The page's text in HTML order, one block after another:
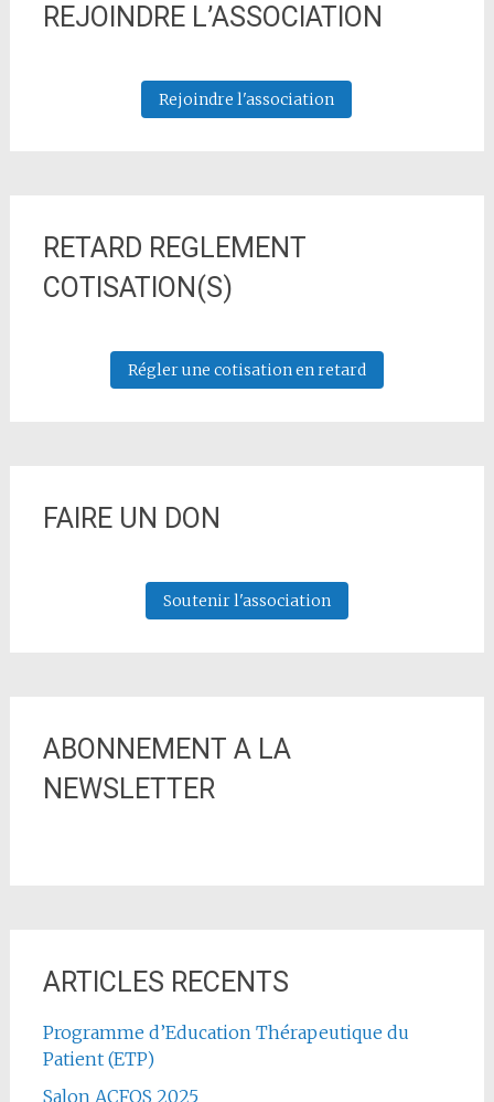
REJOINDRE L’ASSOCIATION
Rejoindre l'association
RETARD REGLEMENT
COTISATION(S)
Régler une cotisation en retard
FAIRE UN DON
Soutenir l'association
ABONNEMENT A LA
NEWSLETTER
ARTICLES RECENTS
Programme d’Education Thérapeutique du
Patient (ETP)
Salon ACFOS 2025